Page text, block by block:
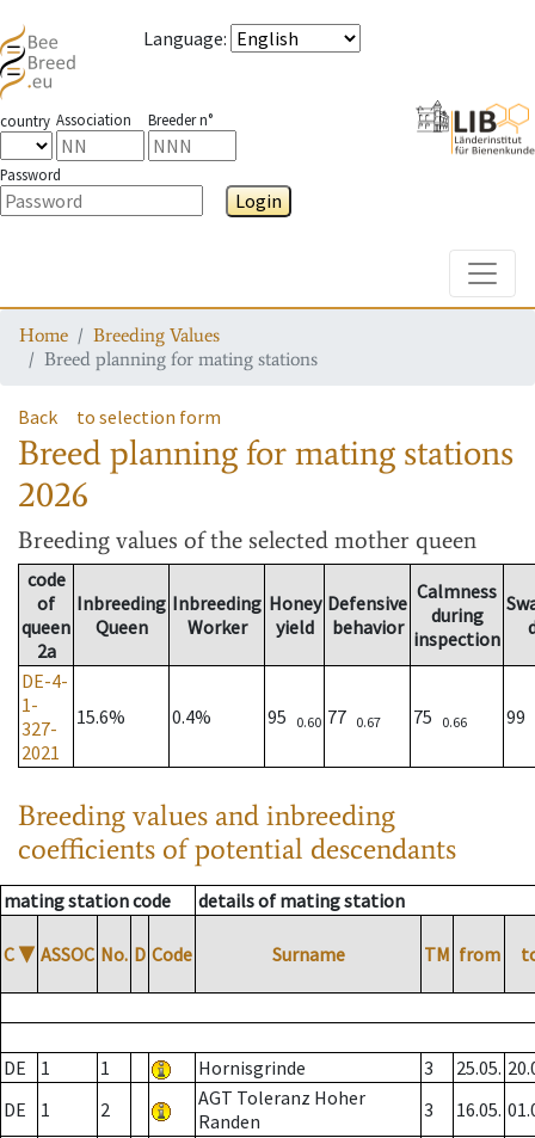
Language:
country Association Breeder n°
Password
Login
Home
Breeding Values
Breed planning for mating stations
Back to selection form
Breed planning for mating stations
2026
Breeding values of the selected mother queen
code
of
queen
2a
Inbreeding
Queen
Inbreeding
Worker
Honey
yield
Defensive
behavior
Calmness
during
inspection
DE-4-
1-
327-
2021
15.6% 0.4% 95 0.60 77 0.67 75 0.66 99
Breeding values and inbreeding
coefficients of potential descendants
mating station code details of mating station
C ▼ ASSOC No. D Code Surname TM from
DE 1 1 Hornisgrinde 3 25.05.
DE
1 2
AGT Toleranz Hoher
Randen
3 16.05.